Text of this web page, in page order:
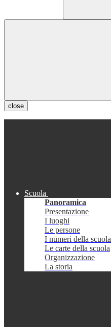
close
Scuola
Panoramica
Presentazione
I luoghi
Le persone
I numeri della scuola
Le carte della scuola
Organizzazione
La storia